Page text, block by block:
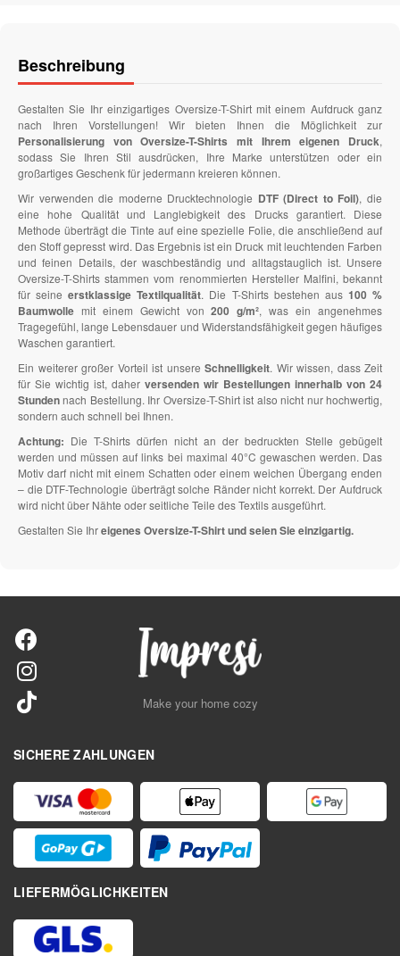
Beschreibung
Gestalten Sie Ihr einzigartiges Oversize-T-Shirt mit einem Aufdruck ganz
nach Ihren Vorstellungen! Wir bieten Ihnen die Möglichkeit zur
Personalisierung von Oversize-T-Shirts mit Ihrem eigenen Druck,
sodass Sie Ihren Stil ausdrücken, Ihre Marke unterstützen oder ein
großartiges Geschenk für jedermann kreieren können.
Wir verwenden die moderne Drucktechnologie DTF (Direct to Foil), die
eine hohe Qualität und Langlebigkeit des Drucks garantiert. Diese
Methode überträgt die Tinte auf eine spezielle Folie, die anschließend auf
den Stoff gepresst wird. Das Ergebnis ist ein Druck mit leuchtenden Farben
und feinen Details, der waschbeständig und alltagstauglich ist. Unsere
Oversize-T-Shirts stammen vom renommierten Hersteller Malfini, bekannt
für seineerstklassige Textilqualität. Die T-Shirts bestehen aus 100 %
Baumwolle mit einem Gewicht von200 g/m², was ein angenehmes
Tragegefühl, lange Lebensdauer und Widerstandsfähigkeit gegen häufiges
Waschen garantiert.
Ein weiterer großer Vorteil ist unsere Schnelligkeit. Wir wissen, dass Zeit
für Sie wichtig ist, daher versenden wir Bestellungen innerhalb von 24
Stundennach Bestellung. Ihr Oversize-T-Shirt ist also nicht nur hochwertig,
sondern auch schnell bei Ihnen.
Achtung: Die T-Shirts dürfen nicht an der bedruckten Stelle gebügelt
werden und müssen auf links bei maximal 40°C gewaschen werden. Das
Motiv darf nicht mit einem Schatten oder einem weichen Übergang enden
– die DTF-Technologie überträgt solche Ränder nicht korrekt. Der Aufdruck
wird nicht über Nähte oder seitliche Teile des Textils ausgeführt.
Gestalten Sie Ihreigenes Oversize-T-Shirt und seien Sie einzigartig.
Make your home cozy
SICHERE ZAHLUNGEN
LIEFERMÖGLICHKEITEN